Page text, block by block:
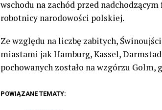
wschodu na zachód przed
robotnicy narodowości polskiej.
Ze względu na liczbę zabitych,
miastami jak Hamburg, Kassel,
pochowanych zostało na wzgórzu
POWIĄZANE TEMATY: